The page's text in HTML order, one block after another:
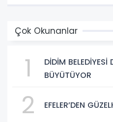
Çok Okunanlar
1
DİDİM
BÜYÜTÜYOR
2 EFELER’DEN